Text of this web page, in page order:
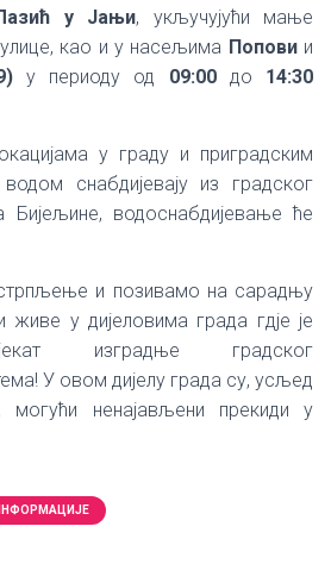
у Јањи, укључујући мање
као и у насељима Поповии
у периоду од 09:00до 14:30
у граду и приградским
снабдијевају из градског
Бијељине, водоснабдијевање ће
и позивамо на сарадњу
живе у дијеловима града гдје је
изградње градског
У овом дијелу града су, усљед
могући ненајављени прекиди у